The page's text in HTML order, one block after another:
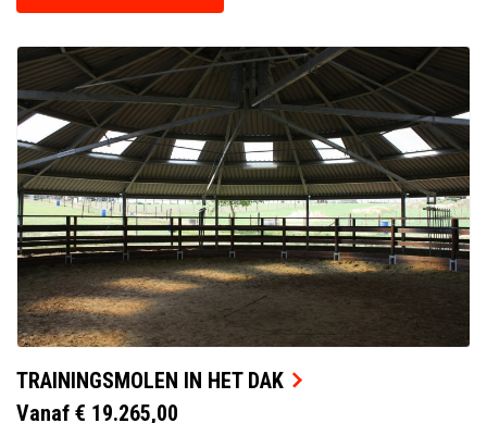
TRAININGSMOLEN IN HET DAK
Vanaf € 19.265,00